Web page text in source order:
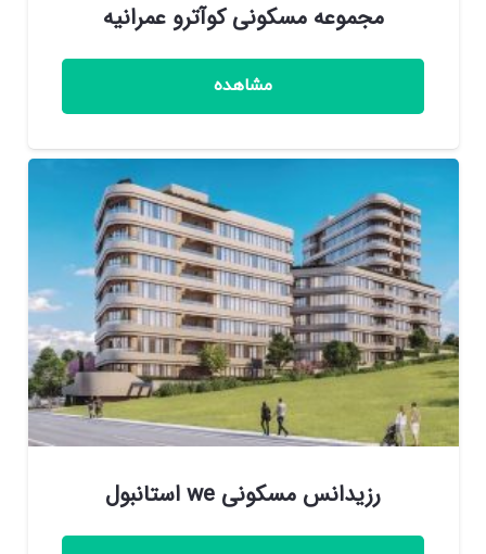
مجموعه مسکونی کوآترو عمرانیه
مشاهده
رزیدانس مسکونی we استانبول